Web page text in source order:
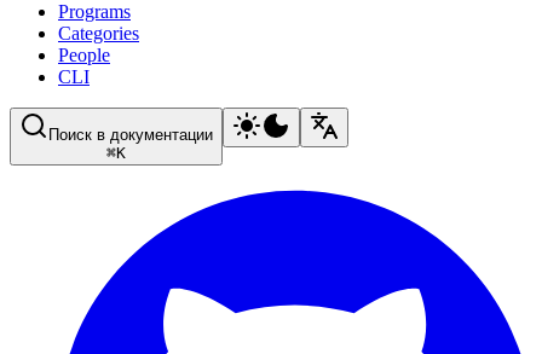
Programs
Categories
People
CLI
Поиск в документации
⌘K